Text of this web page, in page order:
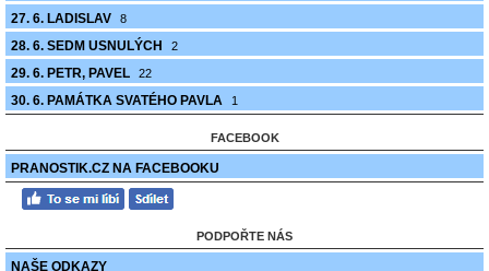
27. 6. LADISLAV 8
28. 6. SEDM USNULÝCH 2
29. 6. PETR, PAVEL 22
30. 6. PAMÁTKA SVATÉHO PAVLA 1
FACEBOOK
PRANOSTIK.CZ NA FACEBOOKU
PODPOŘTE NÁS
NAŠE ODKAZY